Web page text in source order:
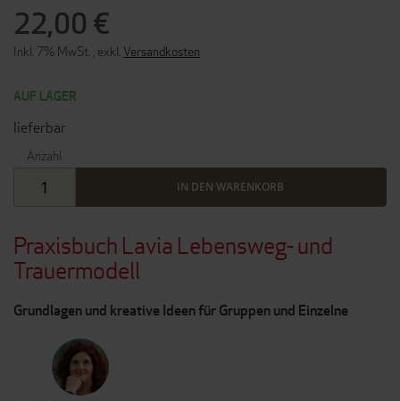
Praxisbuch Lavia Lebensweg- und
Trauermodell
Grundlagen und kreative Ideen für Gruppen und Einzelne
22,00 €
Inkl. 7% MwSt. exkl. Versandkosten
AUF LAGER
lieferbar
Anzahl
IN DEN WARENKORB